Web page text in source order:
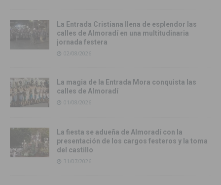
La Entrada Cristiana llena de esplendor las
calles de Almoradí en una multitudinaria
jornada festera
02/08/2026
La magia de la Entrada Mora conquista las
calles de Almoradí
01/08/2026
La fiesta se adueña de Almoradí con la
presentación de los cargos festeros y la toma
del castillo
31/07/2026